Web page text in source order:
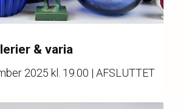
& varia
2025 kl. 19.00 | AFSLUTTET